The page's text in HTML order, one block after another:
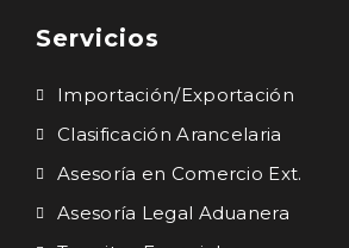
Servicios
Importación/Exportación
Clasificación Arancelaria
Asesoría en Comercio Ext.
Asesoría Legal Aduanera